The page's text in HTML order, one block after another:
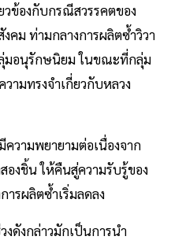
ข้องกับกรณีสวรรคตของ
คม ท่ามกลางการผลิตซ้ำวิวา
มอนุรักษนิยม ในขณะที่กลุ่ม
ามทรงจำเกี่ยวกับหลวง
วามพยายามต่อเนื่องจาก
องชิ้น ให้คืนสู่ความรับรู้ของ
รผลิตซ้ำเริ่มลดลง
ดังกล่าวมักเป็นการนำ